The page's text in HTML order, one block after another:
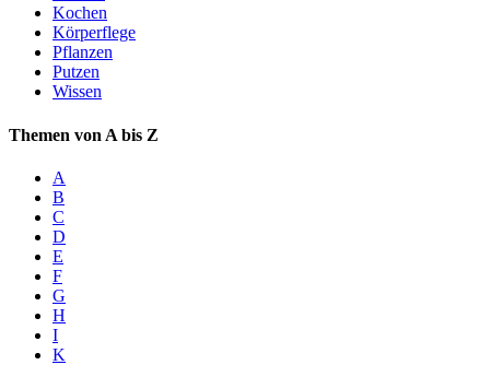
Kochen
Körperflege
Pflanzen
Putzen
Wissen
Themen von A bis Z
A
B
C
D
E
F
G
H
I
K